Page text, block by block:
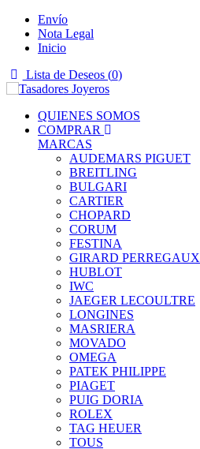
Envío
Nota Legal
Inicio
Lista de Deseos (0)
QUIENES SOMOS
COMPRAR
MARCAS
AUDEMARS PIGUET
BREITLING
BULGARI
CARTIER
CHOPARD
CORUM
FESTINA
GIRARD PERREGAUX
HUBLOT
IWC
JAEGER LECOULTRE
LONGINES
MASRIERA
MOVADO
OMEGA
PATEK PHILIPPE
PIAGET
PUIG DORIA
ROLEX
TAG HEUER
TOUS